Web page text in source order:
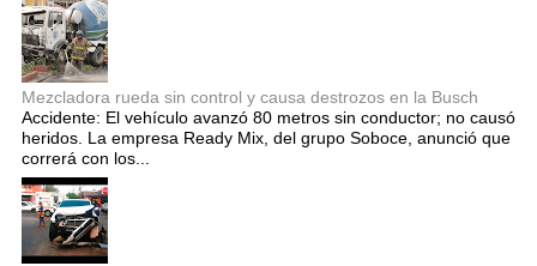
Mezcladora rueda sin control y causa destrozos en la Busch
Accidente: El vehículo avanzó 80 metros sin conductor; no causó
heridos. La empresa Ready Mix, del grupo Soboce, anunció que
correrá con los...